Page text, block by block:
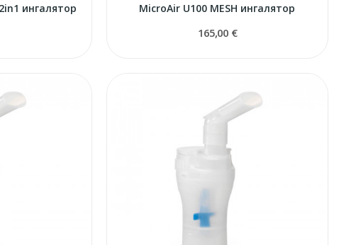
ингалятор MicroAir U100 MESH ингалятор
165,00 €